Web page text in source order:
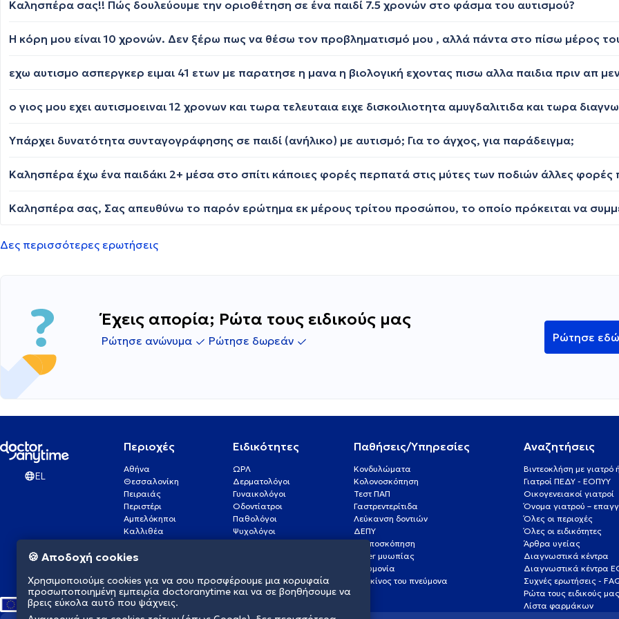
Καλησπέρα σας!! Πώς δουλεύουμε την οριοθέτηση σε ένα παιδί 7.5 χρονών στο φάσμα του αυτισμού?
Υπάρχει δυνατότητα συνταγογράφησης σε παιδί (ανήλικο) με αυτισμό; Για το άγχος, για παράδειγμα;
Δες περισσότερες ερωτήσεις
Έχεις απορία; Ρώτα τους ειδικούς μας
Ρώτησε ανώνυμα Ρώτησε δωρεάν Ρώτησε εδώ
EL
Περιοχές
Αθήνα
Θεσσαλονίκη
Πειραιάς
Περιστέρι
Αμπελόκηποι
Καλλιθέα
Γλυφάδα
Νέα Σμύρνη
Ειδικότητες
ΩΡΛ
Δερματολόγοι
Γυναικολόγοι
Οδοντίατροι
Παθολόγοι
Ψυχολόγοι
Καρδιολόγοι
Παθήσεις/Υπηρεσίες
Κονδυλώματα
Κολονοσκόπηση
Τεστ ΠΑΠ
Γαστρεντερίτιδα
Λεύκανση δοντιών
ΔΕΠΥ
Κολποσκόπηση
Laser μυωπίας
Πνευμονία
Καρκίνος του πνεύμονα
Αναζητήσεις
Βιντεοκλήση με
Γιατροί ΠΕΔΥ - ΕΟΠΥΥ
Οικογενειακοί γιατροί
Όνομα γιατρού –
Όλες οι περιοχές
Όλες οι ειδικότητες
Άρθρα υγείας
Διαγνωστικά κέντρα
Διαγνωστικά κέντρα
Συχνές ερωτήσεις -
Ρώτα τους ειδικούς μας
Λίστα φαρμάκων
🍪 Αποδοχή cookies
Χρησιμοποιούμε cookies για να σου προσφέρουμε μια κορυφαία
προσωποποιημένη εμπειρία doctoranytime και να σε βοηθήσουμε να
βρεις εύκολα αυτό που ψάχνεις.